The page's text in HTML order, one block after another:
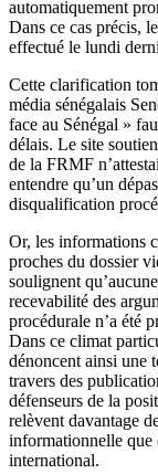
automatiquement
Dans ce cas précis,
effectué le lundi
Cette clarification
média sénégalais
face au Sénégal »
délais. Le site
de la FRMF
entendre qu’un
disqualification
Or, les informations
proches du dossier
soulignent
recevabilité des
procédurale n’a été
Dans ce climat
dénoncent ainsi une
travers des
défenseurs de la
relèvent davantage
informationnelle que
international.